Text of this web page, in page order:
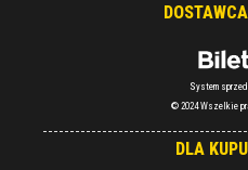
System
© 2024 Wszelkie
DLA